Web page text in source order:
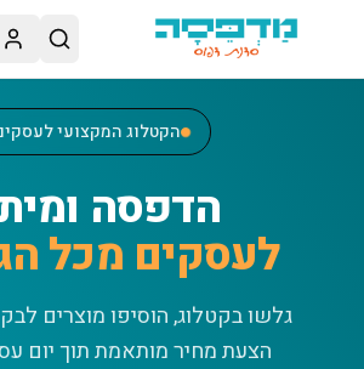
דלג לתוכן הראשי
הקטלוג המקצועי
הדפסה
לעסקים מכל
גלשו בקטלוג, הוסיפו מוצרים
הצעת מחיר מותאמת תוך יום